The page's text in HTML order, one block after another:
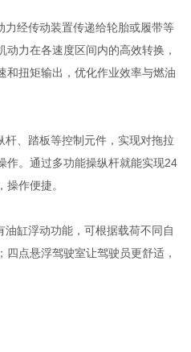
经传动装置传递给轮胎或履带等
力在各速度区间内的高效转换，
和扭矩输出，优化作业效率与燃油
、踏板等控制元件，实现对拖拉
作。通过多功能操纵杆就能实现24
作便捷。
缸浮动功能，可根据载荷不同自
点悬浮驾驶室让驾驶员更舒适，